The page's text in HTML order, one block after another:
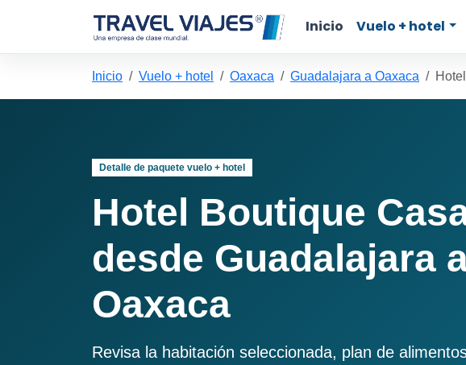
Inicio Vuelo + hotel
Inicio Vuelo + hotel Oaxaca Guadalajara a Oaxaca
Detalle de paquete vuelo + hotel
Hotel Boutique
desde Guadalajara
Oaxaca
Revisa la habitación seleccionada, plan de